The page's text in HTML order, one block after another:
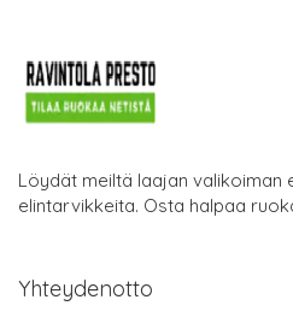
Löydät meiltä laajan
elintarvikkeita. Osta halpaa
Yhteydenotto